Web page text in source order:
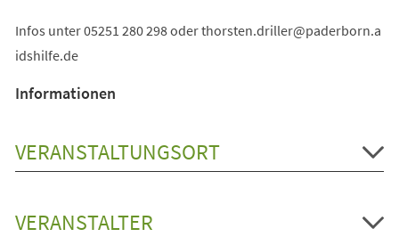
Infos unter 05251 280 298 oderthorsten.driller
paderborn.a
idshilfe de
Informationen
VERANSTALTUNGSORT
VERANSTALTER